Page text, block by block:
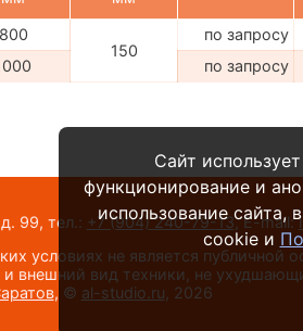
800
150
по запросу
по запросу
99, тел.: +7 (904) 240-79-13,E-mail:
условиях не является публичной
внешний вид техники, не
, © al-studio.ru , 2026
Сайт
функционирование и
использование сайта,
cookie и